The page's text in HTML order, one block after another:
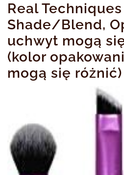
Real Techniques
Shade/Blend,
uchwyt mogą
(kolor
mogą się różnić)